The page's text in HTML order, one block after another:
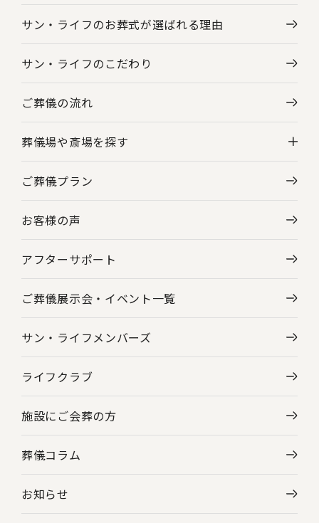
サン・ライフのお葬式が選ばれる理由
サン・ライフのこだわり
ご葬儀の流れ
葬儀場や斎場を探す
神奈川県の葬儀場・斎場一覧
東京都の葬儀場・斎場一覧
ご葬儀プラン
お客様の声
アフターサポート
ご葬儀展示会・ イベント一覧
サン・ライフメンバーズ
ライフクラブ
施設にご会葬の方
葬儀コラム
お知らせ